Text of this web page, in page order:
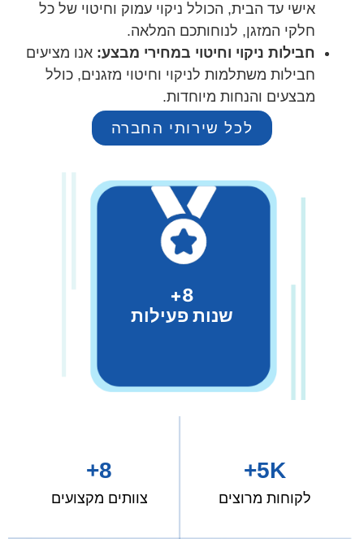
אישי עד הבית, הכולל ניקוי עמוק וחיטוי של כל
חלקי המזגן, לנוחותכם המלאה.
חבילות ניקוי וחיטוי במחירי מבצע: אנו מציעים
חבילות משתלמות לניקוי וחיטוי מזגנים, כולל
מבצעים והנחות מיוחדות.
לכל שירותי החברה
8+
שנות פעילות
5K+
לקוחות מרוצים
8+
צוותים מקצועים